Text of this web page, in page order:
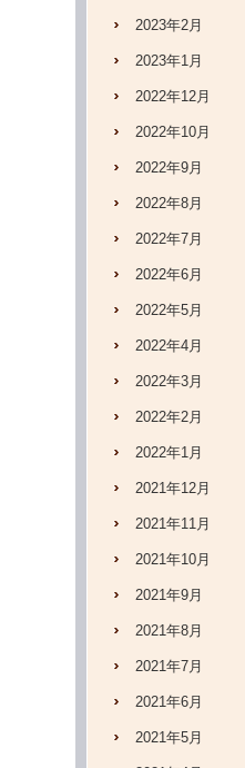
2023年2月
2023年1月
2022年12月
2022年10月
2022年9月
2022年8月
2022年7月
2022年6月
2022年5月
2022年4月
2022年3月
2022年2月
2022年1月
2021年12月
2021年11月
2021年10月
2021年9月
2021年8月
2021年7月
2021年6月
2021年5月